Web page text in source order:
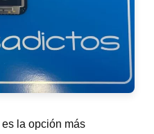
es la opción más